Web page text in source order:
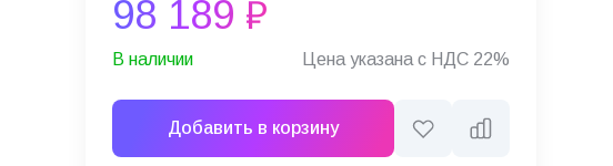
98 189 ₽
В наличии Цена указана с НДС 22%
Добавить в корзину